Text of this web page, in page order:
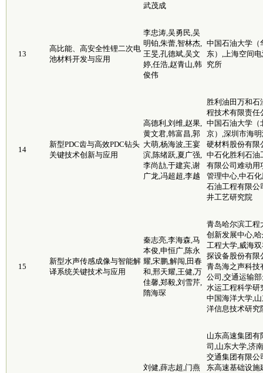
武茂成
13
高比能、高安全性锂二次电
池材料开发与应用
李忠涛,吴勇民,吴
明铂,朱蕾,智林杰,
王旻,孔德斌,吴文
婷,任浩,赵青山,韩
俊伟
中国石油大学（
东）,上海空间
究所
14
新型PDC齿与高效PDC钻头
关键技术创新与应用
高德利,刘维,赵果,
黄文君,韩富昌,郭
大萌,杨海波,王宴
滨,陈绪跃,夏广强,
李尚劼,于建宾,谢
广龙,冯超超,李越
胜利油田万和石
程技术有限责任
中国石油大学（
京）,深圳市海
硬材料股份有限
中石化胜利石油
有限公司难动用
管理中心,中石
石油工程有限公
井工艺研究院
15
新型水声传感成像与智能解
译系统关键技术与应用
秦志亮,李海森,马
本俊,申恒广,陈永
耀,宋鹏,解闯,田春
和,邢天耀,王健,万
佳馨,郑毅,刘雪芹,
隋海琛
青岛哈尔滨工程
创新发展中心,
工程大学,威海
探设备股份有限
青岛海之声科技
公司,交通运输
水运工程科学研
中国海洋大学,
洋信息技术研究
刘健,薛志超,门燕
山东高速集团有
司,山东大学,济
交通集团有限公
东高速基础设施